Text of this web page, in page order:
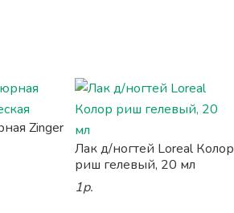
Zinger
Лак д/ногтей Loreal Колор
риш гелевый, 20 мл
1р.